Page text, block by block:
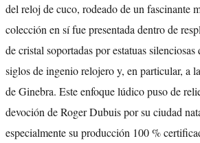
del reloj de cuco, rodeado de un fascinante
colección en sí fue presentada dentro de
de cristal soportadas por estatuas
siglos de ingenio relojero y, en particular, a
de Ginebra. Este enfoque lúdico puso de
devoción de Roger Dubuis por su ciudad
especialmente su producción 100 %